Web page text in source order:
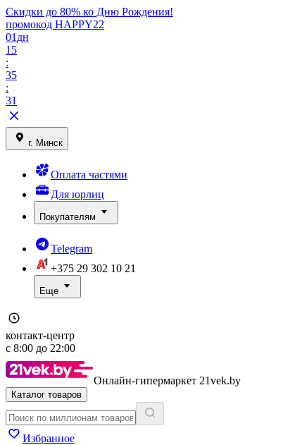
Скидки до 80% ко Дню Рождения!
промокод HAPPY22
01 дн
15
:
35
:
31
г. Минск
Оплата частями
Для юрлиц
Покупателям
Telegram
+375 29 302 10 21
Еще
контакт-центр
с 8:00 до 22:00
Онлайн-гипермаркет 21vek.by
Каталог товаров
Избранное